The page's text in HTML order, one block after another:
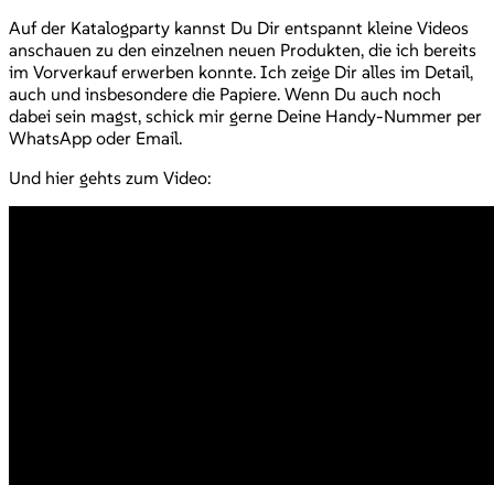
Auf der Katalogparty kannst Du Dir entspannt kleine Videos
anschauen zu den einzelnen neuen Produkten, die ich bereits
im Vorverkauf erwerben konnte. Ich zeige Dir alles im Detail,
auch und insbesondere die Papiere. Wenn Du auch noch
dabei sein magst, schick mir gerne Deine Handy-Nummer per
WhatsApp oder Email.
Und hier gehts zum Video: